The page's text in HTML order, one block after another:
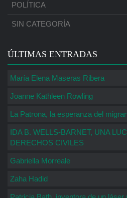
POLÍTICA
SIN CATEGORÍA
ÚLTIMAS ENTRADAS
María Elena Maseras Ribera
Joanne Kathleen Rowling
La Patrona, la esperanza del
IDA B. WELLS-BARNET, UNA
DERECHOS CIVILES
Gabriella Morreale
Zaha Hadid